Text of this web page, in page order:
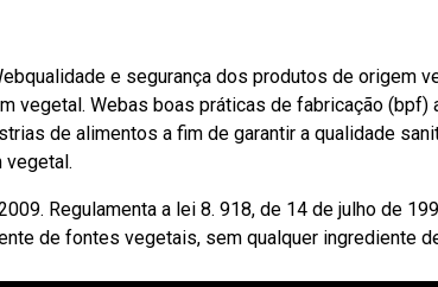
e segurança dos produtos de origem
vegetal. Webas boas práticas de fabricação (bpf)
de alimentos a fim de garantir a qualidade
Regulamenta a lei 8. 918, de 14 de julho de
de fontes vegetais, sem qualquer ingrediente